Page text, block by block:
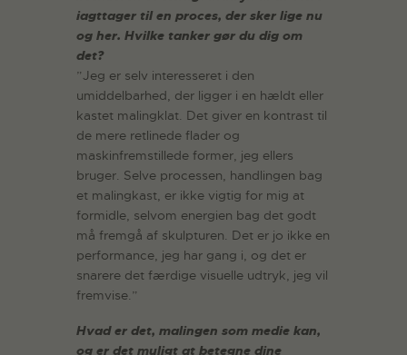
iagttager til en proces, der sker lige nu
og her. Hvilke tanker gør du dig om
det?
”Jeg er selv interesseret i den
umiddelbarhed, der ligger i en hældt eller
kastet malingklat. Det giver en kontrast til
de mere retlinede flader og
maskinfremstillede former, jeg ellers
bruger. Selve processen, handlingen bag
et malingkast, er ikke vigtig for mig at
formidle, selvom energien bag det godt
må fremgå af skulpturen. Det er jo ikke en
performance, jeg har gang i, og det er
snarere det færdige visuelle udtryk, jeg vil
fremvise.”
Hvad er det, malingen som medie kan,
og er det muligt at betegne dine